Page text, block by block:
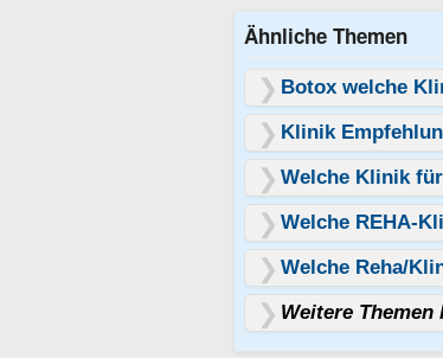
Ähnliche Themen
Botox welche
Klinik
Welche Klinik
Welche REHA-
Welche Reha/
Weitere Themen